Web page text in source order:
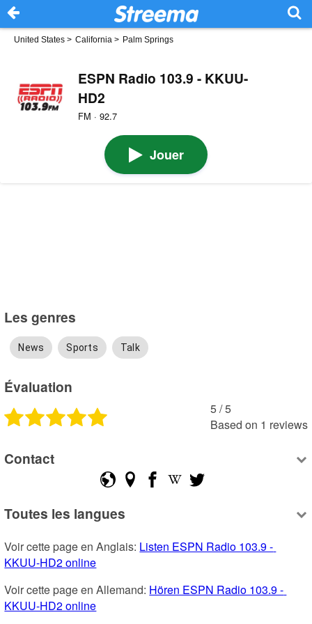
United States > California > Palm Springs
ESPN Radio 103.9 - KKUU-
HD2
FM · 92.7
Jouer
Les genres
News Sports Talk
Évaluation
5 /5
Based on 1 reviews
Contact
Toutes les langues
Voir cette page en Anglais: Listen ESPN Radio 103.9 -
KKUU-HD2 online
Voir cette page en Allemand: Hören ESPN Radio 103.9 -
KKUU-HD2 online